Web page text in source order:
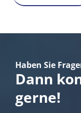
Haben Sie
Dann
gerne!